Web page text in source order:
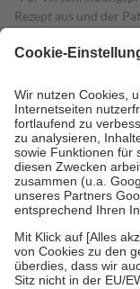
Rezept aus und der
Kosten dafür, der
Grundsätzlich leisten
Prozent des
höchstens zehn Euro.
Kosten der Leistung
Diese Regeln gelten
Bei Heilmitteln und
Zuzahlung zehn
Um das Engagement
stärken und die
fallenkeine